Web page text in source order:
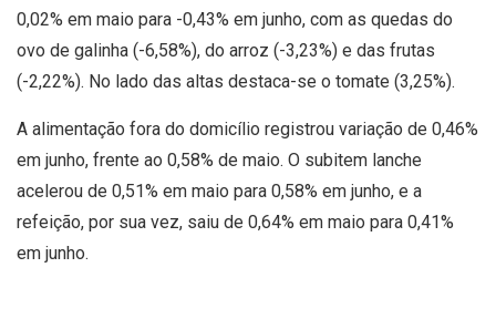
0,02% em maio para -0,43% em junho, com as quedas do
ovo de galinha (-6,58%), do arroz (-3,23%) e das frutas
(-2,22%). No lado das altas destaca-se o tomate (3,25%).
A alimentação fora do domicílio registrou variação de 0,46%
em junho, frente ao 0,58% de maio. O subitem lanche
acelerou de 0,51% em maio para 0,58% em junho, e a
refeição, por sua vez, saiu de 0,64% em maio para 0,41%
em junho.